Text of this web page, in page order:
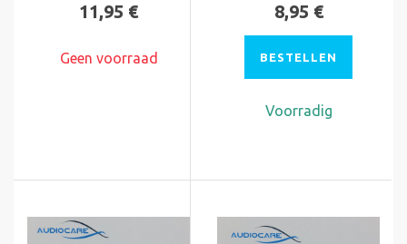
11,95 €
Geen voorraad
8,95 €
BESTELLEN
Voorradig